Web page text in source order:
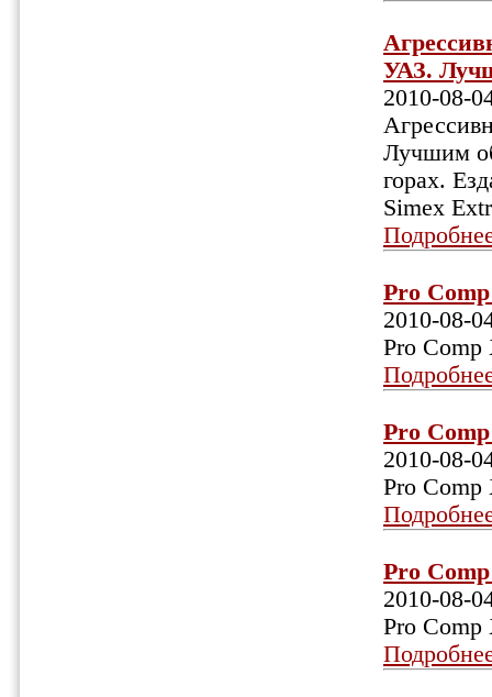
УАЗ.
2010-08-
Лучшим
горах.
Simex
Pro
2010-08-
Pro Comp
Pro
2010-08-
Pro Comp
Pro
2010-08-
Pro Comp